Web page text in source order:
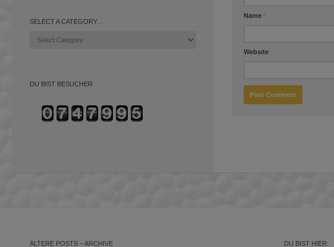
Name *
Website
SELECT A CATEGORY…
Select
DU BIST BESUCHER
ÄLTERE POSTS – ARCHIVE DU BIST HIER: